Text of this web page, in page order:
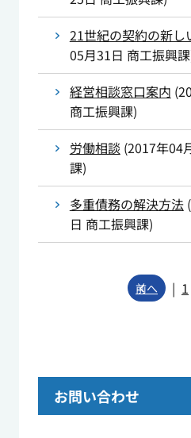
21世紀の契約の新し
05月31日 商工振興課
経営相談窓口案内 (
商工振興課)
労働相談 (2017年04
課)
多重債務の解決方法(
日 商工振興課)
前へ | 1
お問い合わせ